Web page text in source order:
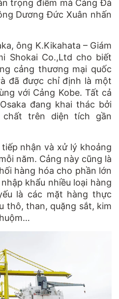
trọng điểm mà Cảng Đà
Dương Đức Xuân nhấn
ông K.Kikahata – Giám
Shokai Co.,Ltd cho biết
cảng thương mại quốc
đã được chỉ định là một
với Cảng Kobe. Tất cả
đang khai thác bởi
trên diện tích gần
tiếp nhận và xử lý khoảng
năm. Cảng này cũng là
hàng hóa cho phần lớn
khẩu nhiều loại hàng
là các mặt hàng thực
thô, than, quặng sắt, kim